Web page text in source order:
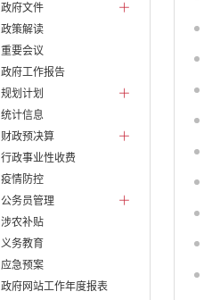
政府文件
政策解读
重要会议
政府工作报告
规划计划
统计信息
财政预决算
行政事业性收费
疫情防控
公务员管理
涉农补贴
义务教育
应急预案
政府网站工作年度报表